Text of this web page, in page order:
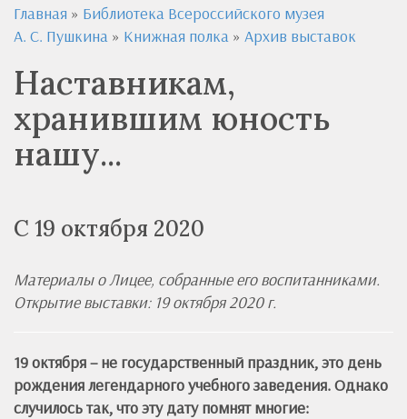
Главная » Библиотека Всероссийского музея
А. С. Пушкина » Книжная полка » Архив выставок
Наставникам,
хранившим юность
нашу...
С 19 октября 2020
Материалы о Лицее, собранные его воспитанниками.
Открытие выставки: 19 октября 2020 г.
19 октября – не государственный праздник, это день
рождения легендарного учебного заведения. Однако
случилось так, что эту дату помнят многие: